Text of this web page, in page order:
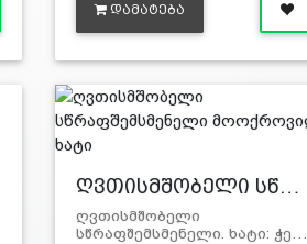
ᲓᲐᲛᲐᲢᲔᲑᲐ
ღვთისმშობელი სწ…
ღვთისმშობელი
სწრაფშემსმენელი. ხატი: ჭე…